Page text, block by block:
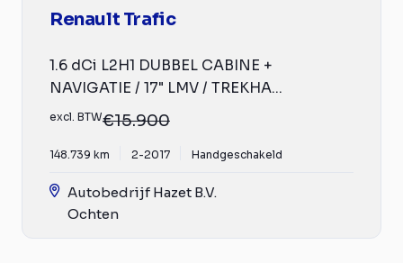
Renault Trafic
1.6 dCi L2H1 DUBBEL CABINE +
NAVIGATIE / 17" LMV / TREKHA...
excl. BTW€15.900
148.739 km 2-2017 Handgeschakeld
Autobedrijf Hazet B.V.
Ochten